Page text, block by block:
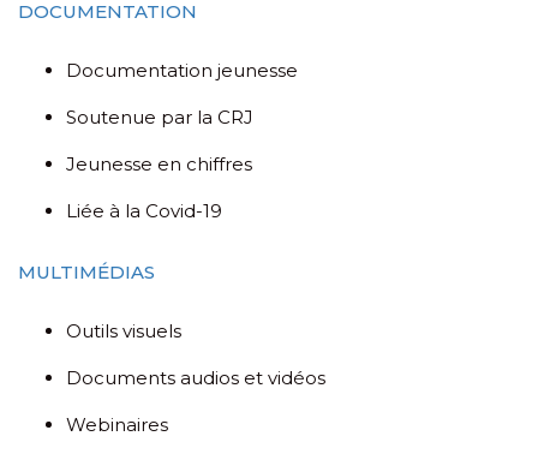
DOCUMENTATION
Documentation jeunesse
Soutenue par la CRJ
Jeunesse en chiffres
Liée à la Covid-19
MULTIMÉDIAS
Outils visuels
Documents audios et vidéos
Webinaires